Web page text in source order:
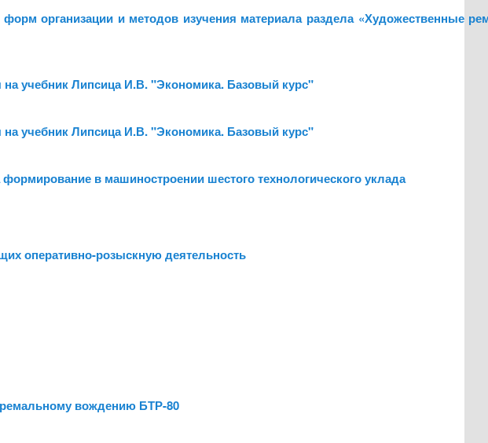
организации и методов изучения материала раздела «Художественные
учебник Липсица И.В. "Экономика. Базовый курс"
учебник Липсица И.В. "Экономика. Базовый курс"
в машиностроении шестого технологического уклада
оперативно-розыскную деятельность
вождению БТР-80